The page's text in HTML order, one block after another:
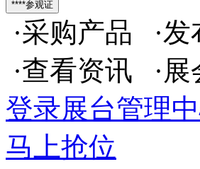
·采购产品 ·发
·查看资讯 ·展
登录展台管理
马上抢位